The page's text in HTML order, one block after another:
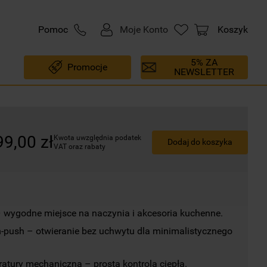
Pomoc Moje Konto Koszyk
Promocje
5% ZA
NEWSLETTER
,00 złKwota uwzględnia podatek
VAT oraz rabaty
Dodaj do koszyka
wygodne miejsce na naczynia i akcesoria kuchenne.
– otwieranie bez uchwytu dla minimalistycznego
mechaniczna – prosta kontrola ciepła.